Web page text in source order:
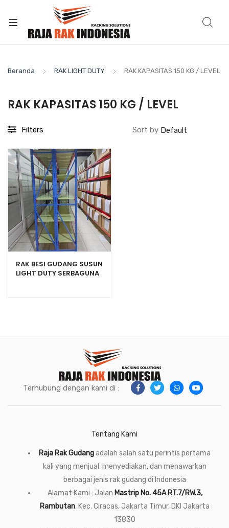
Beranda RAK LIGHT DUTY RAK KAPASITAS 150 KG / LEVEL
RAK KAPASITAS 150 KG / LEVEL
Filters Sort by
RAK BESI GUDANG SUSUN
LIGHT DUTY SERBAGUNA
Terhubung dengan kami di :
Tentang Kami
Raja Rak Gudangadalah salah satu perintis pertama
kali yang menjual, menyediakan, dan menawarkan
berbagai jenis rak gudang di Indonesia
Alamat Kami : Jalan Mastrip No. 45A RT.7/RW.3,
Rambutan, Kec. Ciracas, Jakarta Timur, DKI Jakarta
13830